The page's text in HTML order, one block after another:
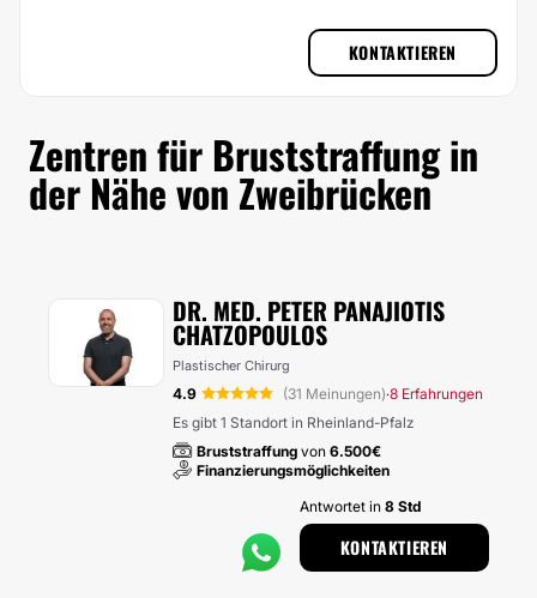
KONTAKTIEREN
Zentren für Bruststraffung in
der Nähe von Zweibrücken
DR. MED. PETER PANAJIOTIS
CHATZOPOULOS
Plastischer Chirurg
4.9 (31 Meinungen)·8 Erfahrungen
Es gibt 1 Standort in Rheinland-Pfalz
Bruststraffung von 6.500€
Finanzierungsmöglichkeiten
Antwortet in 8 Std
KONTAKTIEREN